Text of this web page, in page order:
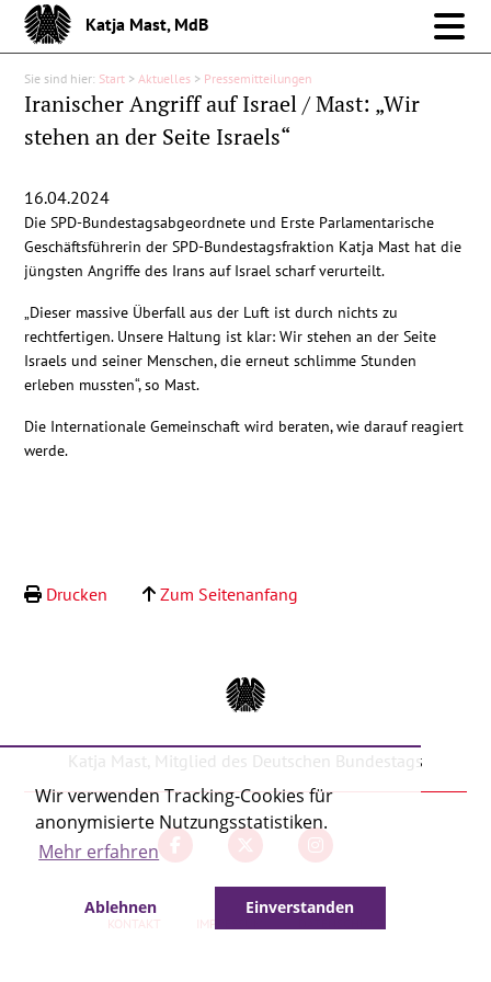
Wir verwenden Tracking-Cookies für
anonymisierte Nutzungsstatistiken.
Mehr erfahren
Ablehnen Einverstanden
Katja Mast, MdB
Meine Arbeit im Bund
Meine Arbeit vor Ort
Über mich
Aktuelles
Pressemitteilungen
Reden
Debattenbeiträge
Sie sind hier: Start > Aktuelles > Pressemitteilungen
Iranischer Angriff auf Israel / Mast: „Wir
stehen an der Seite Israels“
16.04.2024
Die SPD-Bundestagsabgeordnete und Erste Parlamentarische
Geschäftsführerin der SPD-Bundestagsfraktion Katja Mast hat die
jüngsten Angriffe des Irans auf Israel scharf verurteilt.
„Dieser massive Überfall aus der Luft ist durch nichts zu
rechtfertigen. Unsere Haltung ist klar: Wir stehen an der Seite
Israels und seiner Menschen, die erneut schlimme Stunden
erleben mussten“, so Mast.
Die Internationale Gemeinschaft wird beraten, wie darauf reagiert
werde.
Drucken Zum Seitenanfang
Katja Mast, Mitglied des Deutschen Bundestags
KONTAKT IMPRESSUM